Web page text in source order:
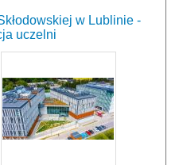
w Lublinie -
uczelni